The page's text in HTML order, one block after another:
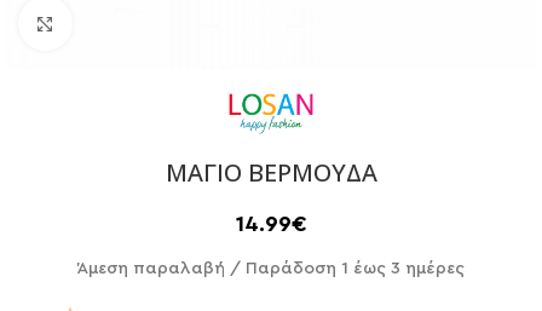
ΜΑΓΙΟ ΒΕΡΜΟΥΔΑ
14.99€
Άμεση παραλαβή / Παράδoση 1 έως 3 ημέρες